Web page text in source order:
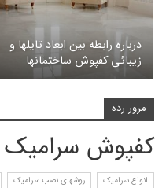
درباره رابطه بین ابعاد تایلها و
زیبائی کفپوش ساختمانها
مرور رده
کفپوش سرامیک
انواع سرامیک روشهای نصب سرامیک